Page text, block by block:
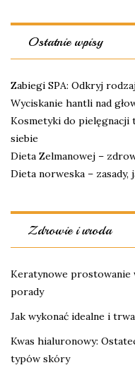
Ostatnie wpisy
Zabiegi SPA: Odkryj
Wyciskanie hantli nad
Kosmetyki do pielęgnacji
siebie
Dieta Zelmanowej –
Dieta norweska – zasady,
Zdrowie i uroda
Keratynowe prostowanie
porady
Jak wykonać idealne i
Kwas hialuronowy:
typów skóry